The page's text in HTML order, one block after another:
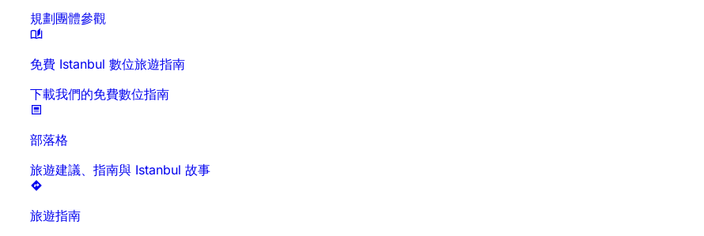
規劃團體參觀
免費 Istanbul 數位旅遊指南
下載我們的免費數位指南
部落格
旅遊建議、指南與 Istanbul 故事
旅遊指南